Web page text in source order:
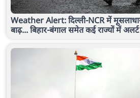
Weather Alert: दिल्ली-NCR में
बाढ़... बिहार-बंगाल समेत कई राज्यों में अलर्ट